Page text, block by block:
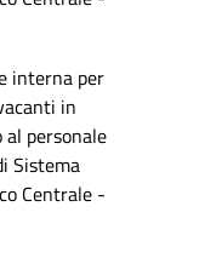
interna per
in
personale
Sistema
Centrale -